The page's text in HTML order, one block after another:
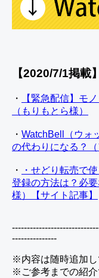
【2020/7/1掲載
・
【緊急配信】モ
（もりもとら様）
・ WatchBell（ウォ
の代わりになる？（
・
・せどり転売で
登録の方法は？必
様）【サイト記事】
---------------
※内容は随時追加し
※ご参考までの紹介